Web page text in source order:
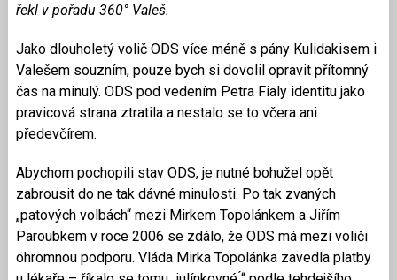
řekl v pořadu 360° Valeš.
Jako dlouholetý volič ODS více méně s pány Kulidakisem i
Valešem souzním, pouze bych si dovolil opravit přítomný
čas na minulý. ODS pod vedením Petra Fialy identitu jako
pravicová strana ztratila a nestalo se to včera ani
předevčírem.
Abychom pochopili stav ODS, je nutné bohužel opět
zabrousit do ne tak dávné minulosti. Po tak zvaných
„patových volbách“ mezi Mirkem Topolánkem a Jiřím
Paroubkem v roce 2006 se zdálo, že ODS má mezi voliči
ohromnou podporu. Vláda Mirka Topolánka zavedla platby